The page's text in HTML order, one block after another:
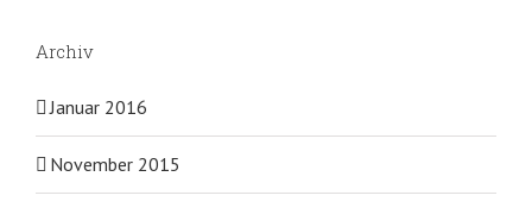
Archiv
Januar 2016
November 2015